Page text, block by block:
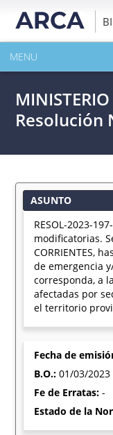
MENU
EXPANDIR TODO EL
Resolución
ASUNTO
RESOL-2023-
modificatorias.
CORRIENTES,
de emergencia
corresponda, a
afectadas por
el territorio
Fecha de
B.O.:01/03/2023
Fe de Erratas:-
Estado de la